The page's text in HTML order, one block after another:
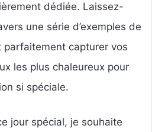
dédiée. Laissez-
une série d’exemples de
parfaitement capturer vos
les plus chaleureux pour
si spéciale.
jour spécial, je souhaite